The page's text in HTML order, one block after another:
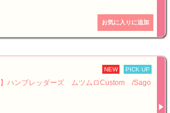
NEW PICK UP
】ハンブレッダーズ ムツムロCustom /Sago